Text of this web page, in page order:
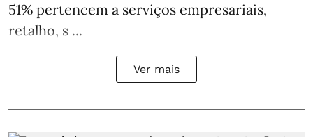
51% pertencem a serviços empresariais,
retalho, s ...
Ver mais